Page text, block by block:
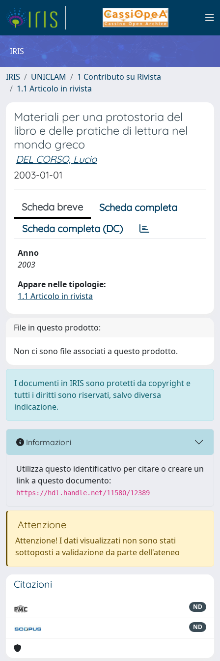
IRIS
IRIS UNICLAM
1 Contributo su Rivista
1.1 Articolo in rivista
Materiali per una protostoria del
libro e delle pratiche di lettura nel
mondo greco
DEL CORSO, Lucio
2003-01-01
Scheda breve
Scheda completa
Scheda completa (DC)
Anno
2003
Appare nelle tipologie:
1.1 Articolo in rivista
File in questo prodotto:
Non ci sono file associati a questo prodotto.
I documenti in IRIS sono protetti da copyright e
tutti i diritti sono riservati, salvo diversa
indicazione.
Informazioni
Utilizza questo identificativo per citare o creare un
link a questo documento:
https://hdl.handle.net/11580/12389
Attenzione
Attenzione! I dati visualizzati non sono stati
sottoposti a validazione da parte dell'ateneo
Citazioni
ND
ND